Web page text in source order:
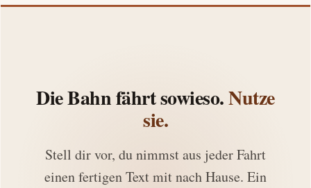
Die Bahn fährt sowieso.Nutze
sie.
Stell dir vor, du nimmst aus jeder Fahrt
einen fertigen Text mit nach Hause. Ein